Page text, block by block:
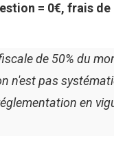
= 0€, frais
de 50% du
n'est pas
en